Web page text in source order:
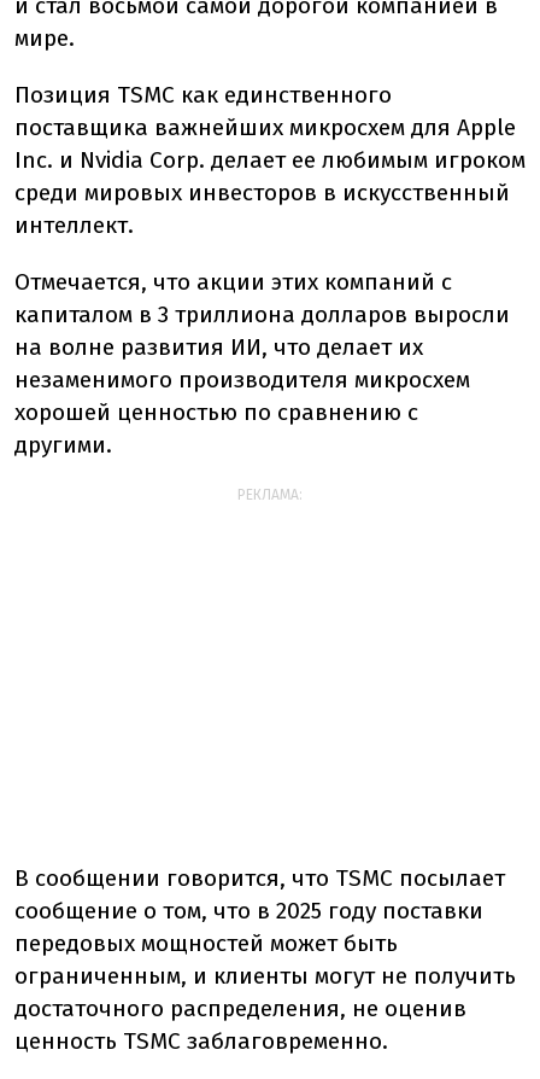
мире.
Позиция TSMC как единственного
поставщика важнейших микросхем для Apple
Inc. и Nvidia Corp. делает ее любимым игроком
среди мировых инвесторов в искусственный
интеллект.
Отмечается, что акции этих компаний с
капиталом в 3 триллиона долларов выросли
на волне развития ИИ, что делает их
незаменимого производителя микросхем
хорошей ценностью по сравнению с
другими.
РЕКЛАМА:
В сообщении говорится, что TSMC посылает
сообщение о том, что в 2025 году поставки
передовых мощностей может быть
ограниченным, и клиенты могут не получить
достаточного распределения, не оценив
ценность TSMC заблаговременно.